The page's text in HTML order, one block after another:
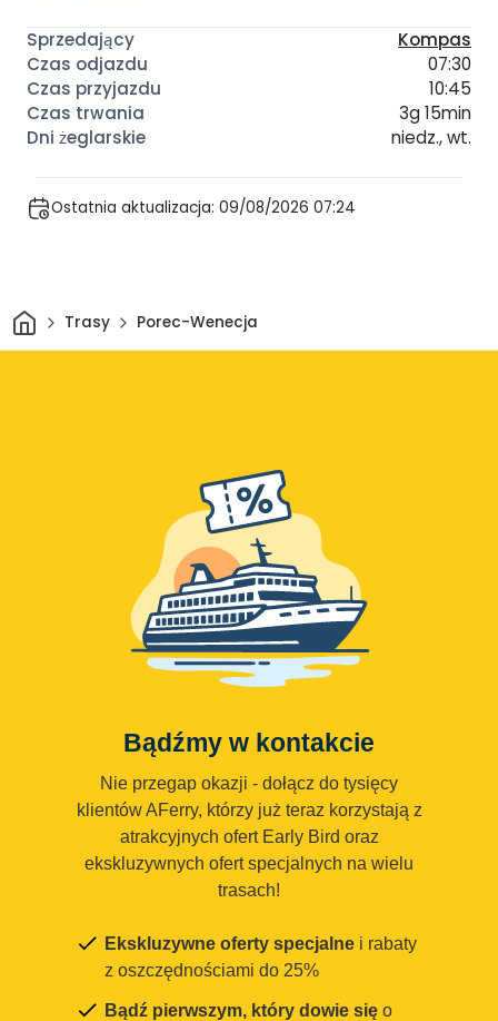
Kompas
07:30
10:45
3g 15min
niedz., wt.
Ostatnia aktualizacja: 09/08/2026 07:24
DomTrasy Porec-Wenecja
Bądźmy w kontakcie
Nie przegap okazji - dołącz do tysięcy
klientów AFerry, którzy już teraz korzystają z
atrakcyjnych ofert Early Bird oraz
ekskluzywnych ofert specjalnych na wielu
trasach!
Ekskluzywne oferty specjalne i rabaty
z oszczędnościami do 25%
Bądź pierwszym, który dowie się o